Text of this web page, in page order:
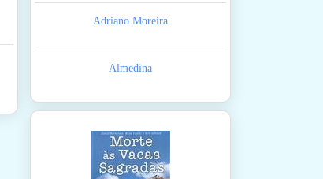
Adriano Moreira
Almedina